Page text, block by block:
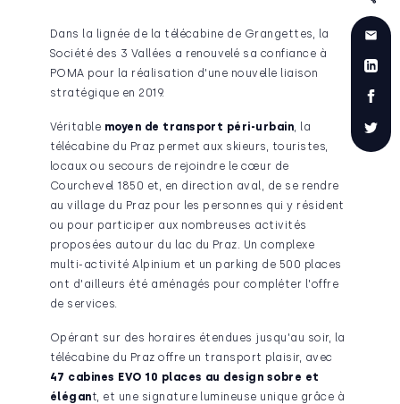
Dans la lignée de la télécabine de Grangettes, la
Société des 3 Vallées a renouvelé sa confiance à
POMA pour la réalisation d'une nouvelle liaison
stratégique en 2019.
Véritable moyen de transport péri-urbain , la
télécabine du Praz permet aux skieurs, touristes,
locaux ou secours de rejoindre le cœur de
Courchevel 1850 et, en direction aval, de se rendre
au village du Praz pour les personnes qui y résident
ou pour participer aux nombreuses activités
proposées autour du lac du Praz. Un complexe
multi-activité Alpinium et un parking de 500 places
ont d'ailleurs été aménagés pour compléter l'offre
de services.
Opérant sur des horaires étendues jusqu'au soir, la
télécabine du Praz offre un transport plaisir, avec
47 cabines EVO 10 places au design sobre et
élégant, et une signature lumineuse unique grâce à